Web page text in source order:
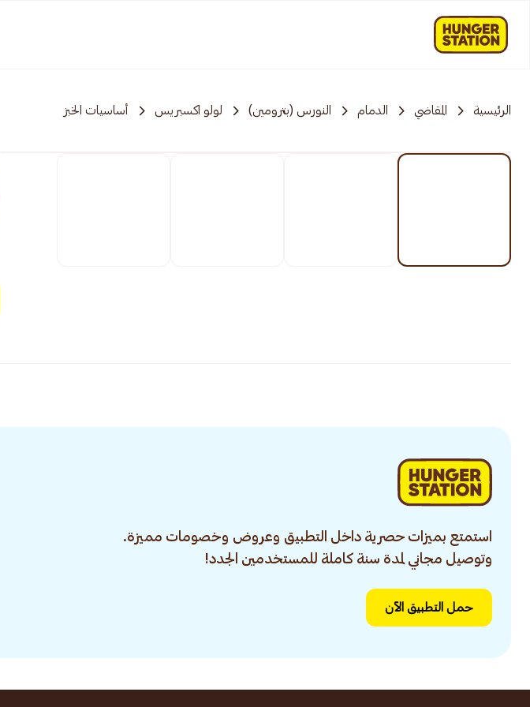
الرئيسية المقاضي الدمام النورس (بترومين) لولو اكسبريس أساسيات الخبز
استمتع بميزات حصرية داخل التطبيق وعروض وخصومات مميزة.
وتوصيل مجاني لمدة سنة كاملة للمستخدمين الجدد!
حمل التطبيق الآن